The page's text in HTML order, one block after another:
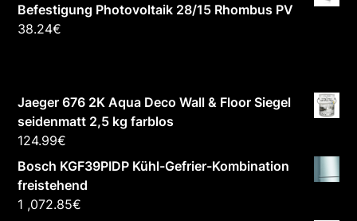
Befestigung Photovoltaik 28/15 Rhombus PV
38.24€
Jaeger 676 2K Aqua Deco Wall & Floor Siegel
seidenmatt 2,5 kg farblos
124.99€
Bosch KGF39PIDP Kühl-Gefrier-Kombination
freistehend
1 ,072.85€